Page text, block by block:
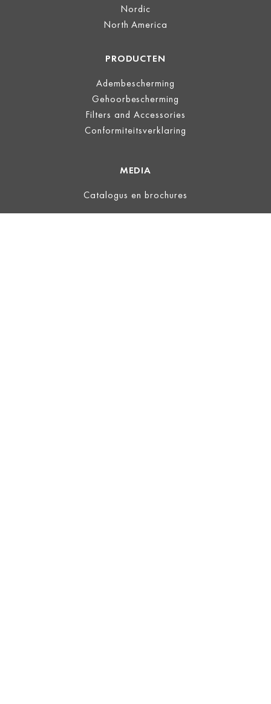
Nordic
North America
PRODUCTEN
Adembescherming
Gehoorbescherming
Filters and Accessories
Conformiteitsverklaring
MEDIA
Catalogus en brochures